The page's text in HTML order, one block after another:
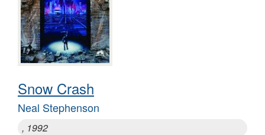
Snow Crash
Neal Stephenson
, 1992